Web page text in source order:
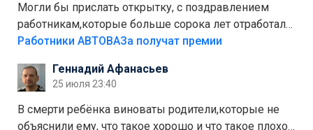
Могли бы прислать открытку, с поздравлением
работникам,которые больше сорока лет отработали
на предприятии.
Работники АВТОВАЗа получат премии
Геннадий Афанасьев
25 июля 23:40
В смерти ребёнка виноваты родители,которые не
объяснили ему, что такое хорошо и что такое плохо!